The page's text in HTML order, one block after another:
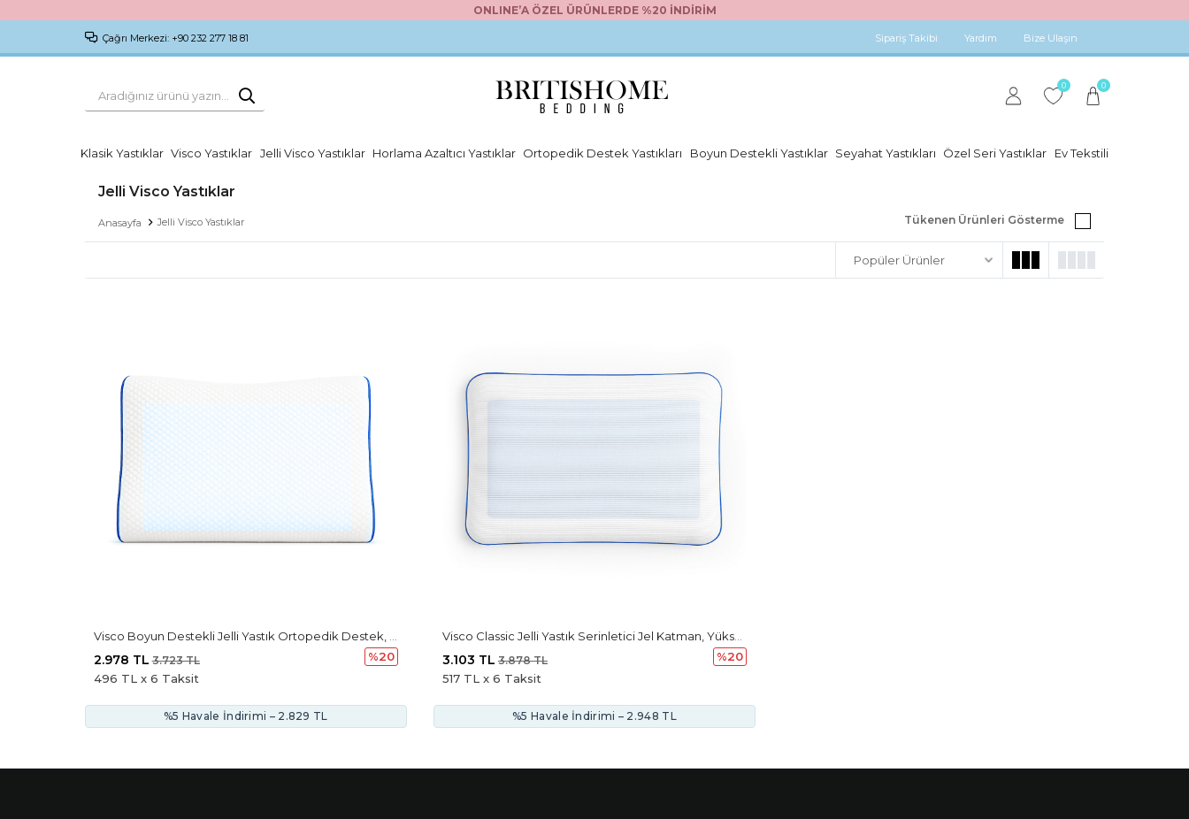
ONLINE’A ÖZEL ÜRÜNLERDE %20 İNDİRİM
Çağrı Merkezi: +90 232 277 18 81 Sipariş Takibi Yardım Bize Ulaşın
0 0
Klasik Yastıklar Visco Yastıklar Jelli Visco Yastıklar Horlama Azaltıcı Yastıklar Ortopedik Destek Yastıkları Boyun Destekli Yastıklar Seyahat Yastıkları Özel Seri Yastıklar Ev Tekstili
Jelli Visco Yastıklar
Anasayfa Jelli Visco Yastıklar Tükenen Ürünleri Gösterme
Visco Boyun Destekli Jelli Yastık Ortopedik Destek, Serinletici Jel Tabaka Ile Kas Gevşetici Etki
2.978 TL 3.723 TL
%20
496 TL x 6 Taksit
%5 Havale İndirimi – 2.829 TL
Visco Classic Jelli Yastık Serinletici Jel Katman, Yüksek Konfor, Baş Ve Boyun Desteği Sağlayan Yastık Visco CoolBalance
3.103 TL 3.878 TL
%20
517 TL x 6 Taksit
%5 Havale İndirimi – 2.948 TL